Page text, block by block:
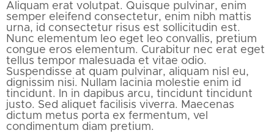
Aliquam erat volutpat. Quisque pulvinar, enim
semper eleifend consectetur, enim nibh mattis
urna, id consectetur risus est sollicitudin est.
Nunc elementum leo eget leo convallis, pretium
congue eros elementum. Curabitur nec erat eget
tellus tempor malesuada et vitae odio.
Suspendisse at quam pulvinar, aliquam nisl eu,
dignissim nisi. Nullam lacinia molestie enim id
tincidunt. In in dapibus arcu, tincidunt tincidunt
justo. Sed aliquet facilisis viverra. Maecenas
dictum metus porta ex fermentum, vel
condimentum diam pretium.